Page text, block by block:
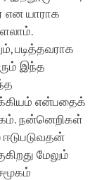
என யாராக
படித்தவராக
இந்த
என்பதைக்
நன்னெறிகள்
மேலும்